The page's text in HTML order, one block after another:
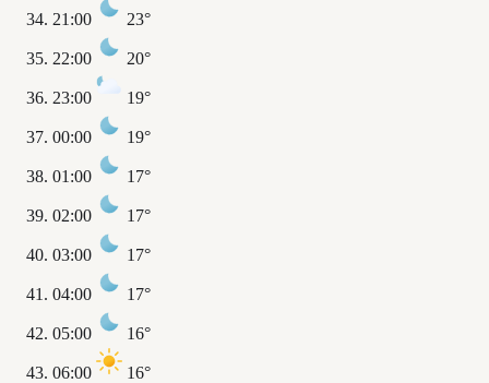
21:00 23°
22:00 20°
23:00 19°
00:00 19°
01:00 17°
02:00 17°
03:00 17°
04:00 17°
05:00 16°
06:00 16°